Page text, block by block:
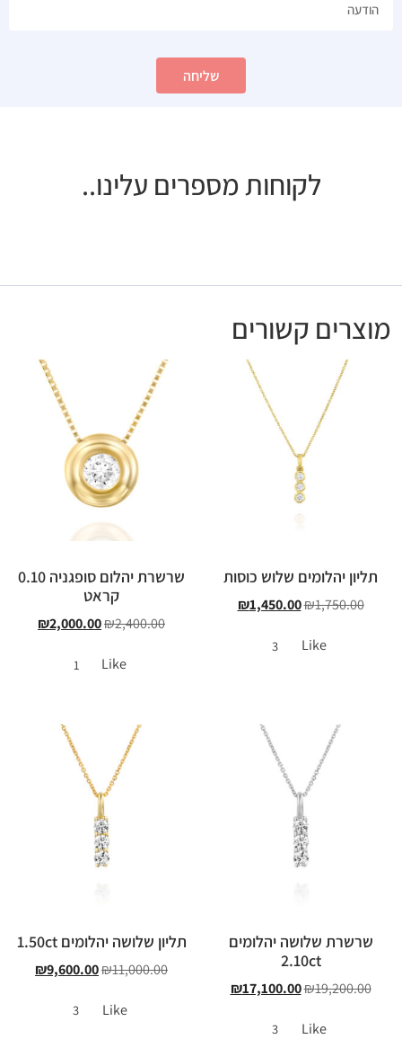
שליחה
לקוחות מספרים עלינו..
מוצרים קשורים
תליון יהלומים שלוש כוסות
₪1,750.00
₪1,450.00
Like
3
שרשרת יהלום סופגניה 0.10
קראט
₪2,400.00
₪2,000.00
Like
1
שרשרת שלושה יהלומים
2.10ct
₪19,200.00
₪17,100.00
Like
3
תליון שלושה יהלומים 1.50ct
₪11,000.00
₪9,600.00
Like
3